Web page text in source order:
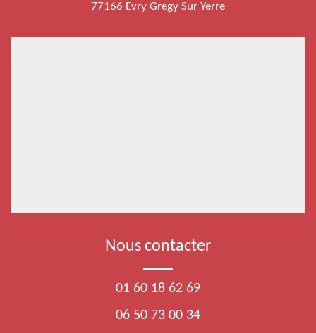
77166 Evry Gregy Sur Yerre
Nous contacter
01 60 18 62 69
06 50 73 00 34